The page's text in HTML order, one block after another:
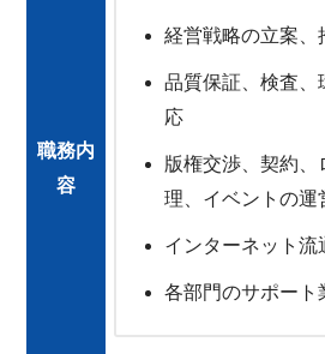
職務内
容
経営戦略の立案、
品質保証、検査、
応
版権交渉、契約、
理、イベントの運
インターネット流
各部門のサポート